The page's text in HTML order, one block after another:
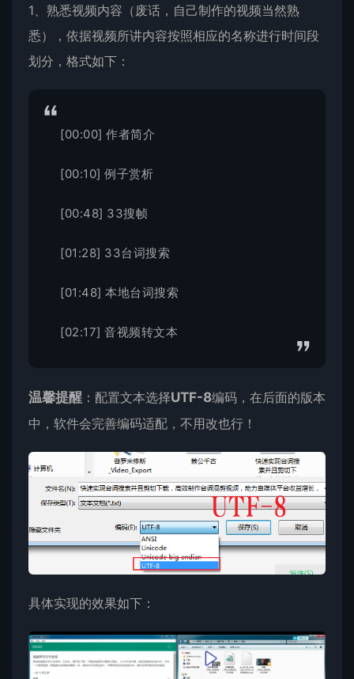
1、熟悉视频内容（废话，自己制作的视频当然熟
悉），依据视频所讲内容按照相应的名称进行时间段
划分，格式如下：
[00:00] 作者简介
[00:10] 例子赏析
[00:48] 33搜帧
[01:28] 33台词搜索
[01:48] 本地台词搜索
[02:17] 音视频转文本
温馨提醒 ：配置文本选择UTF-8编码，在后面的版本
中，软件会完善编码适配，不用改也行！
具体实现的效果如下：